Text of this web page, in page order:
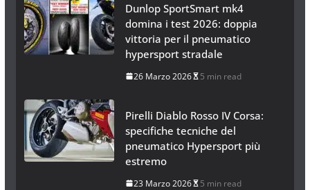
Dunlop SportSmart mk4
domina i test 2026: doppia
vittoria per il pneumatico
hypersport stradale
26 Marzo 2026 5 min read
Pirelli Diablo Rosso IV Corsa:
specifiche tecniche del
pneumatico Hypersport più
estremo
23 Marzo 2026 5 min read